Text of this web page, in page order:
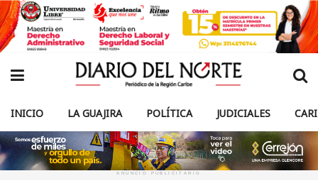
INICIO LA GUAJIRA POLÍTICA JUDICIALES
ANUNCIO PUBLICITARIO